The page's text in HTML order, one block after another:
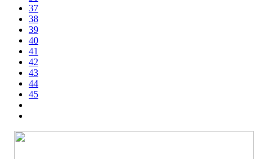
37
38
39
40
41
42
43
44
45